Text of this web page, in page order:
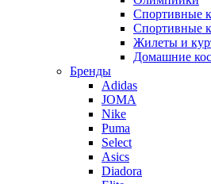
Спортивные
Спортивные
Жилеты и
Домашние
Бренды
Adidas
JOMA
Nike
Puma
Select
Asics
Diadora